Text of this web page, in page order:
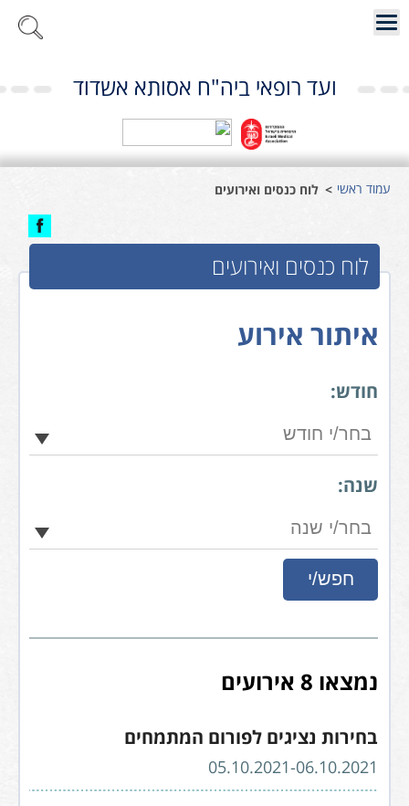
ועד רופאי ביה"ח אסותא אשדוד
עמוד ראשי לוח כנסים ואירועים
לוח כנסים ואירועים
איתור אירוע
חודש:
שנה:
נמצאו 8 אירועים
בחירות נציגים לפורום המתמחים
05.10.2021-06.10.2021